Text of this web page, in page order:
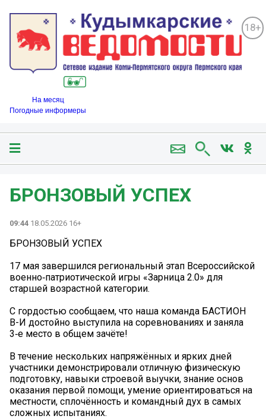
18+
На месяц
Погодные информеры
БРОНЗОВЫЙ УСПЕХ
09:44 18.05.2026 16+
БРОНЗОВЫЙ УСПЕХ
17 мая завершился региональный этап Всероссийской
военно‑патриотической игры «Зарница 2.0» для
старшей возрастной категории.
С гордостью сообщаем, что наша команда БАСТИОН
В-И достойно выступила на соревнованиях и заняла
3‑е место в общем зачёте!
В течение нескольких напряжённых и ярких дней
участники демонстрировали отличную физическую
подготовку, навыки строевой выучки, знание основ
оказания первой помощи, умение ориентироваться на
местности, сплочённость и командный дух в самых
сложных испытаниях.